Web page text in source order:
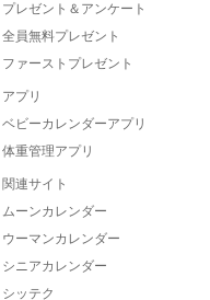
プレゼント＆アンケート
全員無料プレゼント
ファーストプレゼント
アプリ
ベビーカレンダーアプリ
体重管理アプリ
関連サイト
ムーンカレンダー
ウーマンカレンダー
シニアカレンダー
シッテク